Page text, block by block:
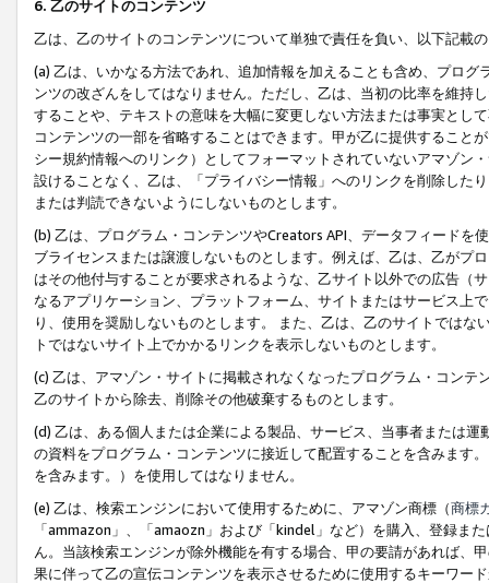
6. 乙のサイトのコンテンツ
乙は、乙のサイトのコンテンツについて単独で責任を負い、以下記載
(a) 乙は、いかなる方法であれ、追加情報を加えることも含め、プロ
ンツの改ざんをしてはなりません。ただし、乙は、当初の比率を維持
することや、テキストの意味を大幅に変更しない方法または事実とし
コンテンツの一部を省略することはできます。甲が乙に提供すること
シー規約情報へのリンク）としてフォーマットされていないアマゾン
設けることなく、乙は、「プライバシー情報」へのリンクを削除した
または判読できないようにしないものとします。
(b) 乙は、プログラム・コンテンツやCreators API、データフィード
ブライセンスまたは譲渡しないものとします。例えば、乙は、乙がプ
はその他付与することが要求されるような、乙サイト以外での広告（
なるアプリケーション、プラットフォーム、サイトまたはサービス上
り、使用を奨励しないものとします。 また、乙は、乙のサイトでは
トではないサイト上でかかるリンクを表示しないものとします。
(c) 乙は、アマゾン・サイトに掲載されなくなったプログラム・コン
乙のサイトから除去、削除その他破棄するものとします。
(d) 乙は、ある個人または企業による製品、サービス、当事者または
の資料をプログラム・コンテンツに接近して配置することを含みます
を含みます。）を使用してはなりません。
(e) 乙は、検索エンジンにおいて使用するために、アマゾン商標（商標
「ammazon」、「amaozn」および「kindel」など）を購入、登録ま
ん。当該検索エンジンが除外機能を有する場合、甲の要請があれば、
果に伴って乙の宣伝コンテンツを表示させるために使用するキーワー